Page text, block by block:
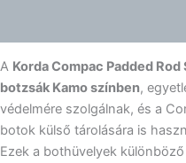
A Korda Compac Padded
botzsák Kamo színben,
védelmére szolgálnak, és a
botok külső tárolására is
Ezek a bothüvelyek